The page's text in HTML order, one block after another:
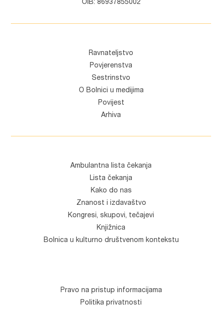
OIB: 86937855002
Ravnateljstvo
Povjerenstva
Sestrinstvo
O Bolnici u medijima
Povijest
Arhiva
Ambulantna lista čekanja
Lista čekanja
Kako do nas
Znanost i izdavaštvo
Kongresi, skupovi, tečajevi
Knjižnica
Bolnica u kulturno društvenom kontekstu
Pravo na pristup informacijama
Politika privatnosti